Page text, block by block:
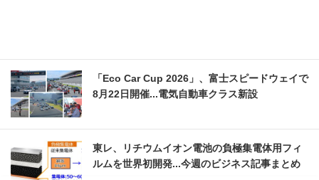
「Eco Car Cup 2026」、富士スピードウェイで
8月22日開催...電気自動車クラス新設
東レ、リチウムイオン電池の負極集電体用フィ
ルムを世界初開発...今週のビジネス記事まとめ